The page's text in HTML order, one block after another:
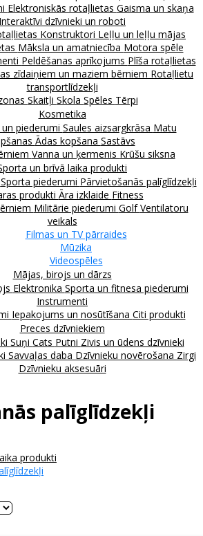
Elektroniskās rotaļlietas Gaisma un skaņa
Interaktīvi dzīvnieki un roboti
Konstruktori Leļļu un leļļu mājas
Māksla un amatniecība Motora spēle
Peldēšanas aprīkojums Plīša rotaļlietas
zīdaiņiem un maziem bērniem Rotaļlietu
transportlīdzekļi
Skaitļi Skola Spēles Tērpi
Kosmetika
piederumi Saules aizsargkrāsa Matu
Ādas kopšana Sastāvs
Vanna un ķermenis Krūšu siksna
un brīvā laika produkti
Sporta piederumi Pārvietošanās palīglīdzekļi
produkti Āra izklaide Fitness
Militārie piederumi GolfVentilatoru
veikals
Filmas un TV pārraides
Mūzika
Videospēles
Mājas, birojs un dārzs
Elektronika Sporta un fitnesa piederumi
Instrumenti
Iepakojums un nosūtīšana Citi produkti
Preces dzīvniekiem
Suņi Cats Putni Zivis un ūdens dzīvnieki
Savvaļas daba Dzīvnieku novērošana Zirgi
Dzīvnieku aksesuāri
palīglīdzekļi
produkti